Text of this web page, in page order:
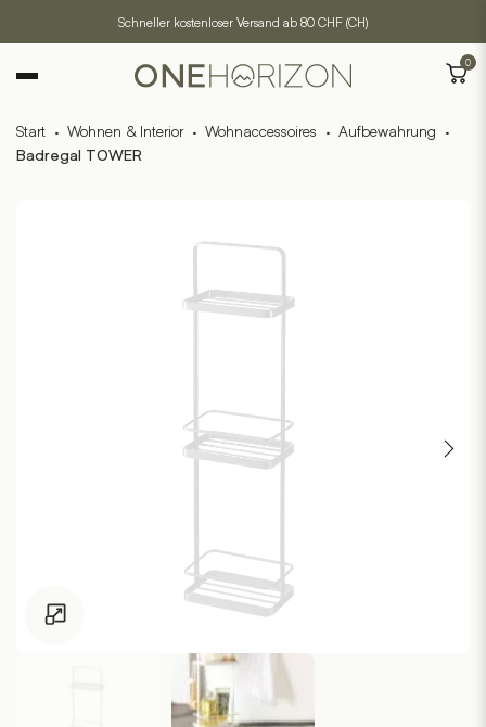
Schneller kostenloser Versand ab 80 CHF (CH)
0
Start · Wohnen & Interior · Wohnaccessoires · Aufbewahrung ·
Badregal TOWER
Zum Vergrössern klicken